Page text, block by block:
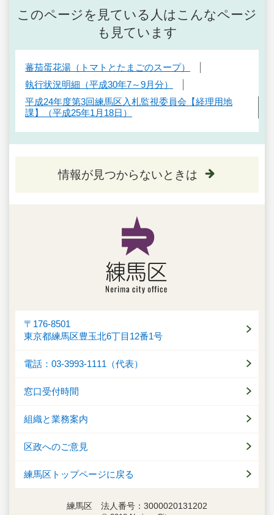
このページを見ている人はこんなページ
も見ています
蕃茄蛋花湯（トマトとたまごのスープ）
執行状況明細（平成30年7～9月分）
平成24年度第3回練馬区入札監視委員会【経理用地
課】（平成25年1月18日）
情報が見つからないときは
〒176-8501
東京都練馬区豊玉北6丁目12番1号
電話：03-3993-1111（代表）
窓口受付時間
組織と業務案内
区政へのご意見
練馬区トップページに戻る
練馬区 法人番号：3000020131202